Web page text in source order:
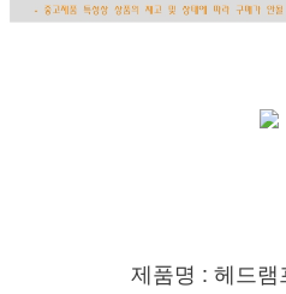
제품명 : 헤드